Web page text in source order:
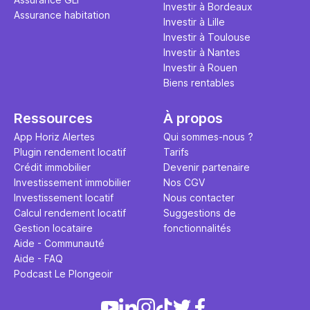
Assurance habitation
Investir à Bordeaux
Investir à Lille
Investir à Toulouse
Investir à Nantes
Investir à Rouen
Biens rentables
Ressources
App Horiz Alertes
Plugin rendement locatif
Crédit immobilier
Investissement immobilier
Investissement locatif
Calcul rendement locatif
Gestion locataire
Aide - Communauté
Aide - FAQ
Podcast Le Plongeoir
À propos
Qui sommes-nous ?
Tarifs
Devenir partenaire
Nos CGV
Nous contacter
Suggestions de
fonctionnalités